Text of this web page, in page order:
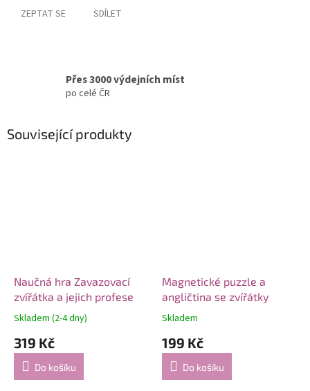
ZEPTAT SE SDÍLET
Přes 3000 výdejních míst
po celé ČR
Související produkty
Naučná hra Zavazovací
zvířátka a jejich profese
Skladem (2-4 dny)
319 Kč
Do košíku
Magnetické puzzle a
angličtina se zvířátky
Skladem
199 Kč
Do košíku